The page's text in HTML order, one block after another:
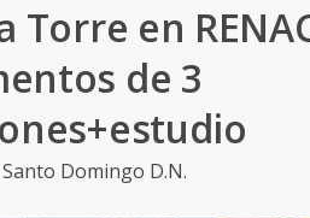
Torre en
de 3
Santo Domingo D.N.